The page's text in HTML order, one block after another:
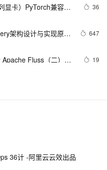
显卡）PyTorch兼容性
36
架构设计与实现原
647
Fluss（二）：
19
构
计（上）
用架构
36计 -阿里云云效出品